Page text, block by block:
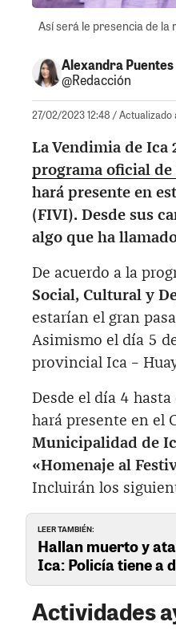
Así será le presencia de la
Alexandra Puentes
@Redacción
27/02/2023 12:48 / Actualizado
La Vendimia de Ica
programa oficial
hará presente en
(FIVI). Desde sus
algo que ha
De acuerdo a la
Social, Cultural y
estarían el gran
Asimismo el día 5
provincial Ica –
Desde el día 4
hará presente en el
Municipalidad de
«Homenaje al
Incluirán los
LEER TAMBIÉN:
Hallan muerto y
Ica: Policía tiene a
Actividades